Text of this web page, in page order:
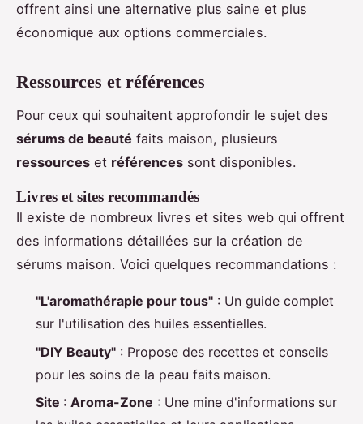
offrent ainsi une alternative plus saine et plus
économique aux options commerciales.
Ressources et références
Pour ceux qui souhaitent approfondir le sujet des
sérums de beauté faits maison, plusieurs
ressources et références sont disponibles.
Livres et sites recommandés
Il existe de nombreux livres et sites web qui offrent
des informations détaillées sur la création de
sérums maison. Voici quelques recommandations :
"L'aromathérapie pour tous" : Un guide complet
sur l'utilisation des huiles essentielles.
"DIY Beauty" : Propose des recettes et conseils
pour les soins de la peau faits maison.
Site : Aroma-Zone : Une mine d'informations sur